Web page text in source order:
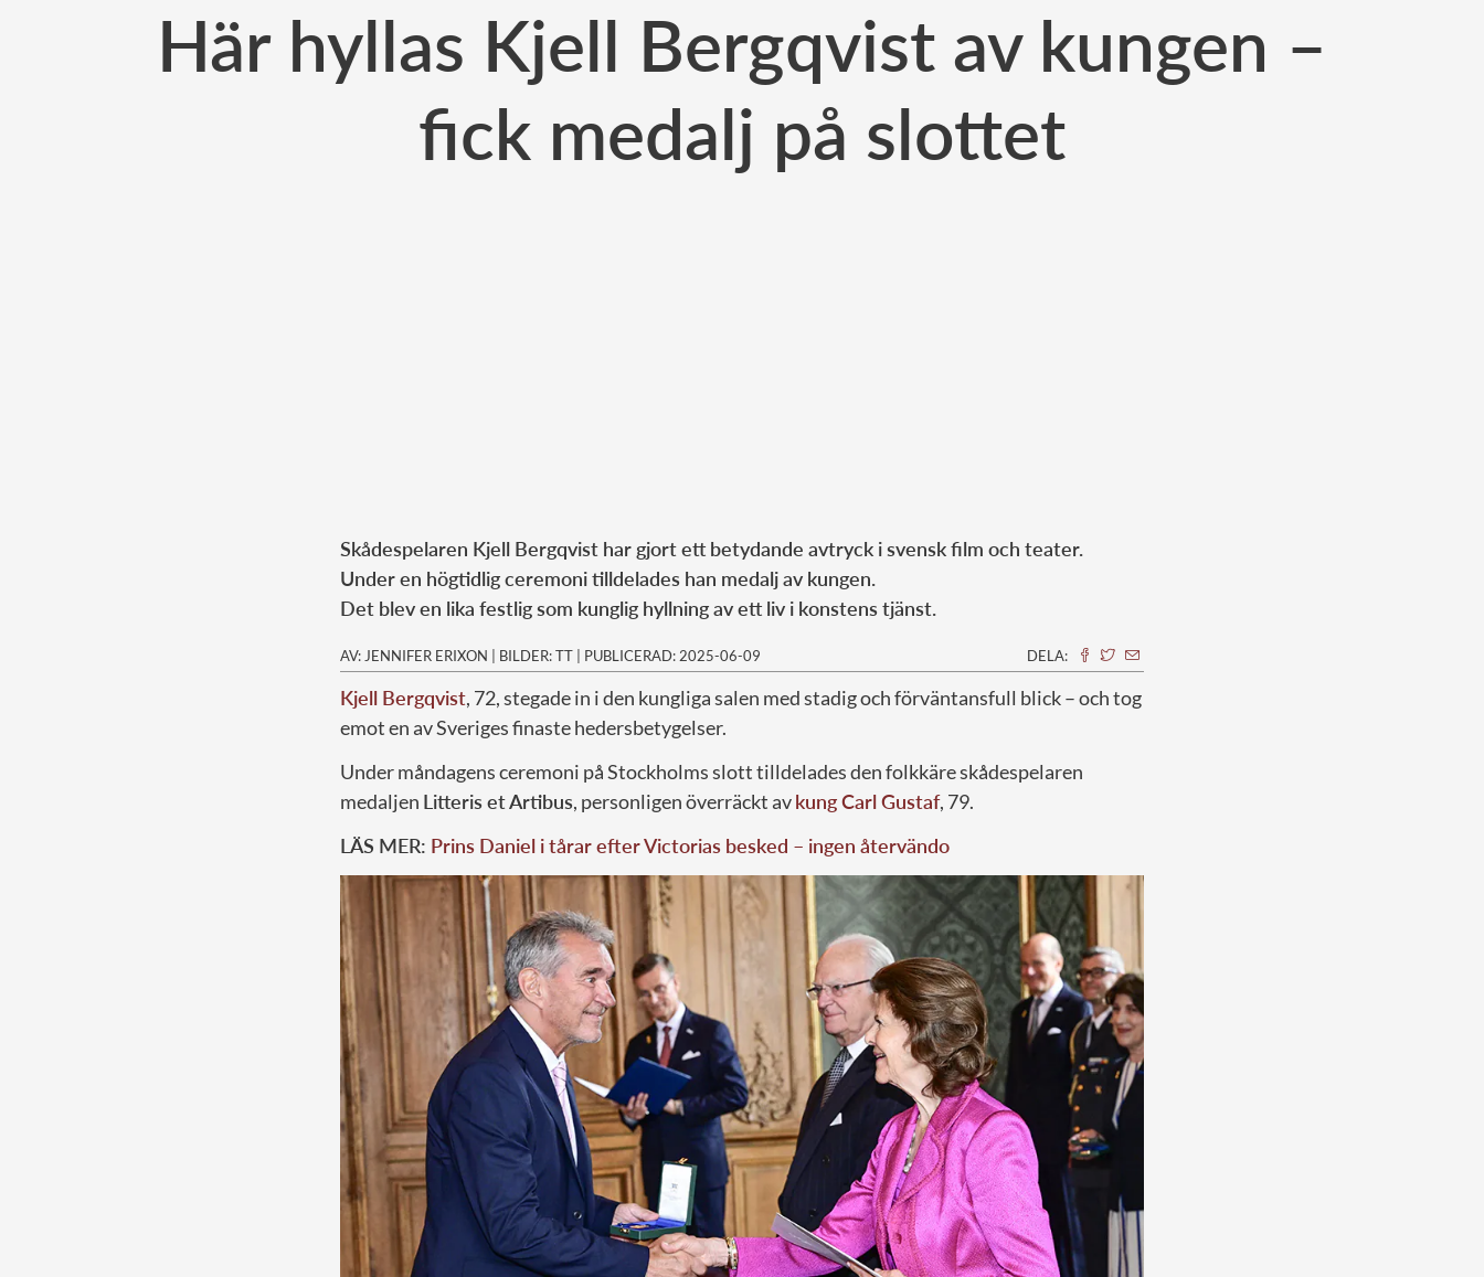
Här hyllas Kjell Bergqvist av kungen –
fick medalj på slottet
Skådespelaren Kjell Bergqvist har gjort ett betydande avtryck i svensk film och teater.
Under en högtidlig ceremoni tilldelades han medalj av kungen.
Det blev en lika festlig som kunglig hyllning av ett liv i konstens tjänst.
AV: JENNIFER ERIXON | BILDER: TT | PUBLICERAD: 2025-06-09 DELA:
Kjell Bergqvist, 72, stegade in i den kungliga salen med stadig och förväntansfull blick – och tog
emot en av Sveriges finaste hedersbetygelser.
Under måndagens ceremoni på Stockholms slott tilldelades den folkkäre skådespelaren
medaljen Litteris et Artibus, personligen överräckt avkung Carl Gustaf, 79.
LÄS MER: Prins Daniel i tårar efter Victorias besked – ingen återvändo